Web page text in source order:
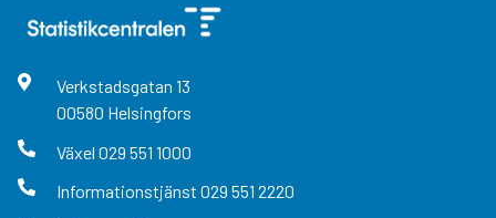
Verkstadsgatan 13
00580 Helsingfors
Växel 029 551 1000
Informationstjänst 029 551 2220